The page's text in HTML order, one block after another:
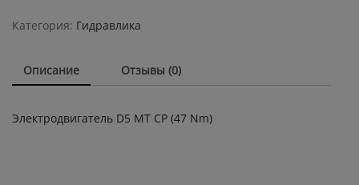
CР
(47
quantity
Категория: Гидравлика
Описание Отзывы (0)
Электродвигатель D5 MT CР (47 Nm)